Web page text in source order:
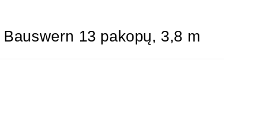
13 pakopų, 3,8 m
palūkanų norma – 6.9%, sutarties sudarymo mokestis – 3%,